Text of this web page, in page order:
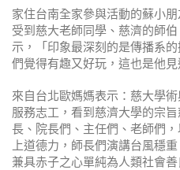
家住台南全家參與活動的蘇小
受到慈大老師同學、慈濟的師
示，「印象最深刻的是傳播系
們覺得有趣又好玩，這也是他見
來自台北歐媽媽表示：慈大學
服務志工，看到慈濟大學的宗
長、院長們、主任們、老師們
上道德力，師長們演講台風穩
兼具赤子之心單純為人類社會